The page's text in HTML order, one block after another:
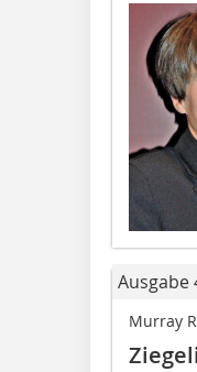
Ausgabe
Murray